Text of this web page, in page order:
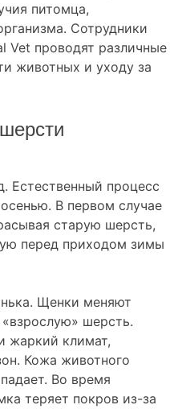
питомца,
Сотрудники
Vet проводят различные
животных и уходу за
Естественный процесс
В первом случае
старую шерсть,
перед приходом зимы
Щенки меняют
шерсть.
жаркий климат,
Кожа животного
Во время
теряет покров из-за